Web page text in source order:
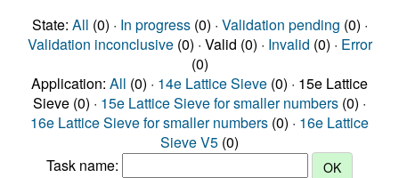
State: All (0) · In progress(0) · Validation pending (0) ·
Validation inconclusive(0) · Valid (0) · Invalid (0) · Error
(0)
Application: All (0) · 14e Lattice Sieve (0) · 15e Lattice
Sieve (0) · 15e Lattice Sieve for smaller numbers (0) ·
16e Lattice Sieve for smaller numbers (0) · 16e Lattice
Sieve V5 (0)
Task name: